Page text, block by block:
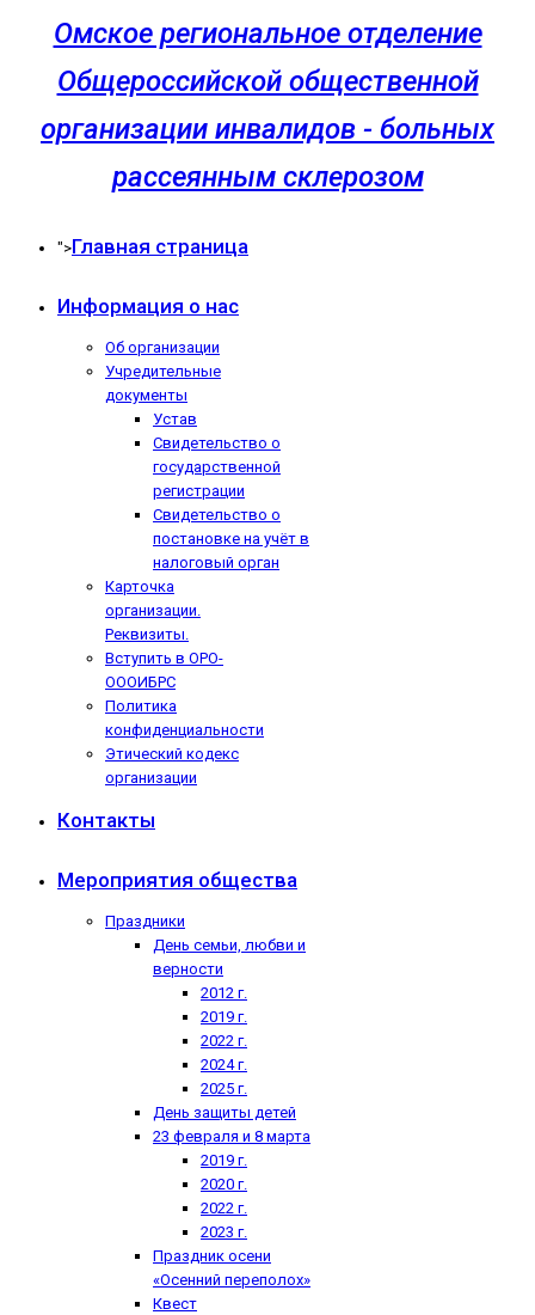
Омское региональное отделение
Общероссийской общественной
организации инвалидов - больных
рассеянным склерозом
">Главная страница
Информация о нас
Об организации
Учредительные
документы
Устав
Свидетельство о
государственной
регистрации
Свидетельство о
постановке на учёт в
налоговый орган
Карточка
организации.
Реквизиты.
Вступить в ОРО-
ОООИБРС
Политика
конфиденциальности
Этический кодекс
организации
Контакты
Мероприятия общества
Праздники
День семьи, любви и
верности
2012 г.
2019 г.
2022 г.
2024 г.
2025 г.
День защиты детей
23 февраля и 8 марта
2019 г.
2020 г.
2022 г.
2023 г.
Праздник осени
«Осенний переполох»
Квест